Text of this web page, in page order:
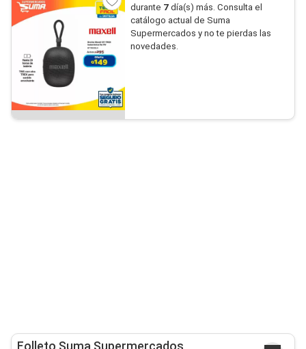
durante 7día(s) más. Consulta el
catálogo actual de Suma
Supermercados y no te pierdas las
novedades.
Folleto Suma Supermercados